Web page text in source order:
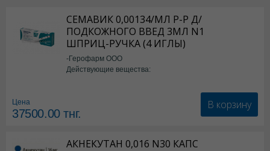
СЕМАВИК 0,00134/МЛ Р-Р Д/
ПОДКОЖНОГО ВВЕД 3МЛ N1
ШПРИЦ-РУЧКА (4 ИГЛЫ)
-Герофарм ООО
Действующие вещества:
Цена
37500.00тнг.
В корзину
АКНЕКУТАН 0,016 N30 КАПС